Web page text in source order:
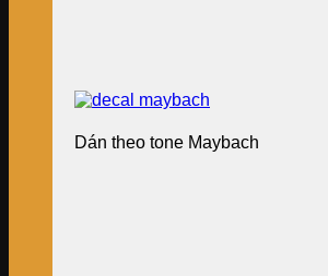
Dán theo tone Maybach